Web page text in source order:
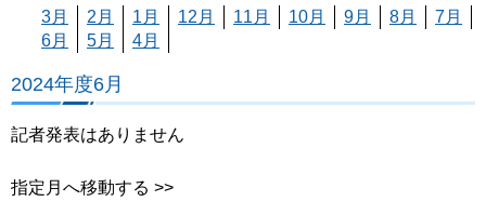
3月 2月 1月 12月 11月 10月 9月 8月
7月
6月
5月 4月
2024年度6月
記者発表はありません
指定月へ移動する >>